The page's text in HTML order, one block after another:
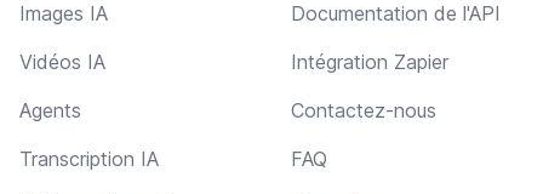
Images IA
Vidéos IA
Agents
Transcription IA
Documentation de l'API
Intégration Zapier
Contactez-nous
FAQ